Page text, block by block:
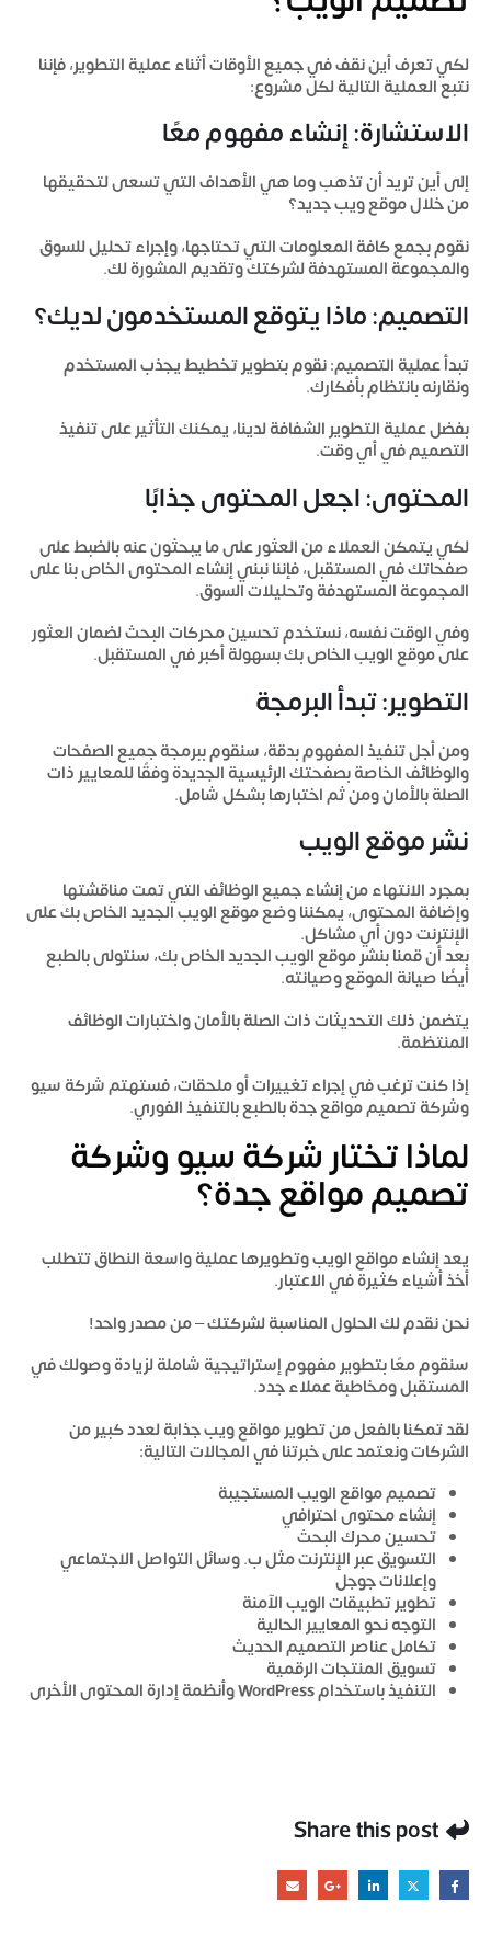
لكي تعرف أين نقف في جميع الأوقات أثناء عملية التطوير، فإننا
نتبع العملية التالية لكل مشروع:
الاستشارة: إنشاء مفهوم معًا
إلى أين تريد أن تذهب وما هي الأهداف التي تسعى لتحقيقها
من خلال موقع ويب جديد؟
نقوم بجمع كافة المعلومات التي تحتاجها، وإجراء تحليل للسوق
والمجموعة المستهدفة لشركتك وتقديم المشورة لك.
التصميم: ماذا يتوقع المستخدمون لديك؟
تبدأ عملية التصميم: نقوم بتطوير تخطيط يجذب المستخدم
ونقارنه بانتظام بأفكارك.
بفضل عملية التطوير الشفافة لدينا، يمكنك التأثير على تنفيذ
التصميم في أي وقت.
المحتوى: اجعل المحتوى جذابًا
لكي يتمكن العملاء من العثور على ما يبحثون عنه بالضبط على
صفحاتك في المستقبل، فإننا نبني إنشاء المحتوى الخاص بنا على
المجموعة المستهدفة وتحليلات السوق.
وفي الوقت نفسه، نستخدم تحسين محركات البحث لضمان العثور
على موقع الويب الخاص بك بسهولة أكبر في المستقبل.
التطوير: تبدأ البرمجة
ومن أجل تنفيذ المفهوم بدقة، سنقوم ببرمجة جميع الصفحات
والوظائف الخاصة بصفحتك الرئيسية الجديدة وفقًا للمعايير ذات
الصلة بالأمان ومن ثم اختبارها بشكل شامل.
نشر موقع الويب
بمجرد الانتهاء من إنشاء جميع الوظائف التي تمت مناقشتها
وإضافة المحتوى، يمكننا وضع موقع الويب الجديد الخاص بك على
الإنترنت دون أي مشاكل.
بعد أن قمنا بنشر موقع الويب الجديد الخاص بك، سنتولى بالطبع
أيضًا صيانة الموقع وصيانته.
يتضمن ذلك التحديثات ذات الصلة بالأمان واختبارات الوظائف
المنتظمة.
إذا كنت ترغب في إجراء تغييرات أو ملحقات، فستهتمشركة سيو
وشركة تصميم مواقع جدةبالطبع بالتنفيذ الفوري.
لماذا تختارشركة سيو وشركة
تصميم مواقع جدة؟
يعد إنشاء مواقع الويب وتطويرها عملية واسعة النطاق تتطلب
أخذ أشياء كثيرة في الاعتبار.
نحن نقدم لك الحلول المناسبة لشركتك – من مصدر واحد!
سنقوم معًا بتطوير مفهوم إستراتيجية شاملة لزيادة وصولك في
المستقبل ومخاطبة عملاء جدد.
لقد تمكنا بالفعل من تطوير مواقع ويب جذابة لعدد كبير من
الشركات ونعتمد على خبرتنا في المجالات التالية:
تصميم مواقع الويب المستجيبة
إنشاء محتوى احترافي
تحسين محرك البحث
التسويق عبر الإنترنت مثل ب. وسائل التواصل الاجتماعي
وإعلانات جوجل
تطوير تطبيقات الويب الآمنة
التوجه نحو المعايير الحالية
تكامل عناصر التصميم الحديث
تسويق المنتجات الرقمية
التنفيذ باستخدام WordPress وأنظمة إدارة المحتوى الأخرى
Share this post